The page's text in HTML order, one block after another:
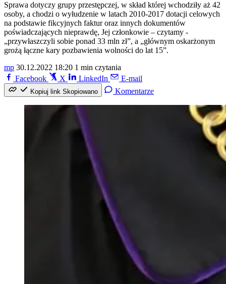
Sprawa dotyczy grupy przestępczej, w skład której wchodziły aż 42
osoby, a chodzi o wyłudzenie w latach 2010-2017 dotacji celowych
na podstawie fikcyjnych faktur oraz innych dokumentów
poświadczających nieprawdę, Jej członkowie – czytamy -
„przywłaszczyli sobie ponad 33 mln zł”, a „głównym oskarżonym
grożą łączne kary pozbawienia wolności do lat 15”.
mp 30.12.2022 18:20 1 min czytania
Facebook
X LinkedIn E-mail
Kopiuj link Skopiowano Komentarze